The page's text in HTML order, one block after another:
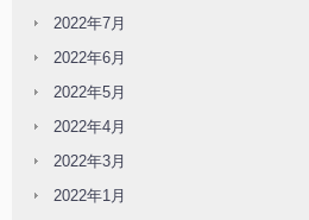
2022年7月
2022年6月
2022年5月
2022年4月
2022年3月
2022年1月